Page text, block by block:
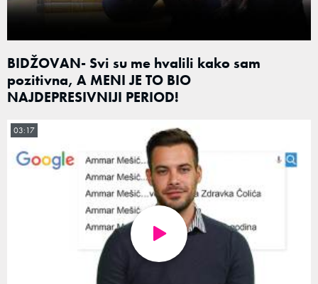
BIDŽOVAN- Svi su me hvalili kako sam
pozitivna, A MENI JE TO BIO
NAJDEPRESIVNIJI PERIOD!
03:17